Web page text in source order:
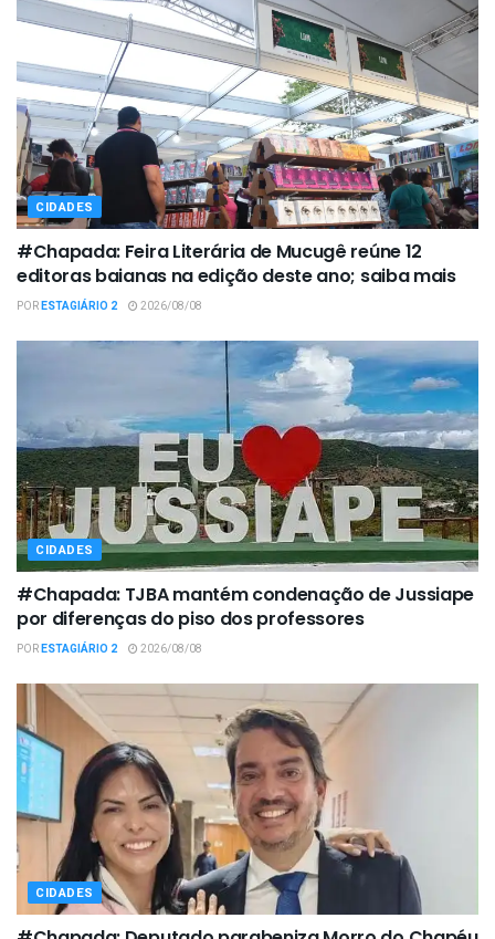
CIDADES
#Chapada: Feira Literária de Mucugê reúne 12
editoras baianas na edição deste ano; saiba mais
PORESTAGIÁRIO 2 2026/08/08
CIDADES
#Chapada: TJBA mantém condenação de Jussiape
por diferenças do piso dos professores
PORESTAGIÁRIO 2 2026/08/08
CIDADES